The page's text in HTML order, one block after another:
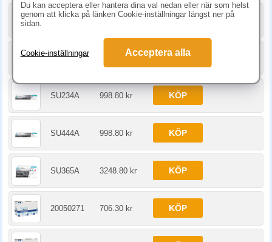
KÖP
ST966A 998.80 kr KÖP
SU234A 998.80 kr KÖP
SU444A 998.80 kr KÖP
SU365A 3248.80 kr KÖP
20050271 706.30 kr KÖP
Du kan acceptera eller hantera dina val nedan eller när som helst
genom att klicka på länken Cookie-inställningar längst ner på
sidan.
Cookie-inställningar Acceptera alla